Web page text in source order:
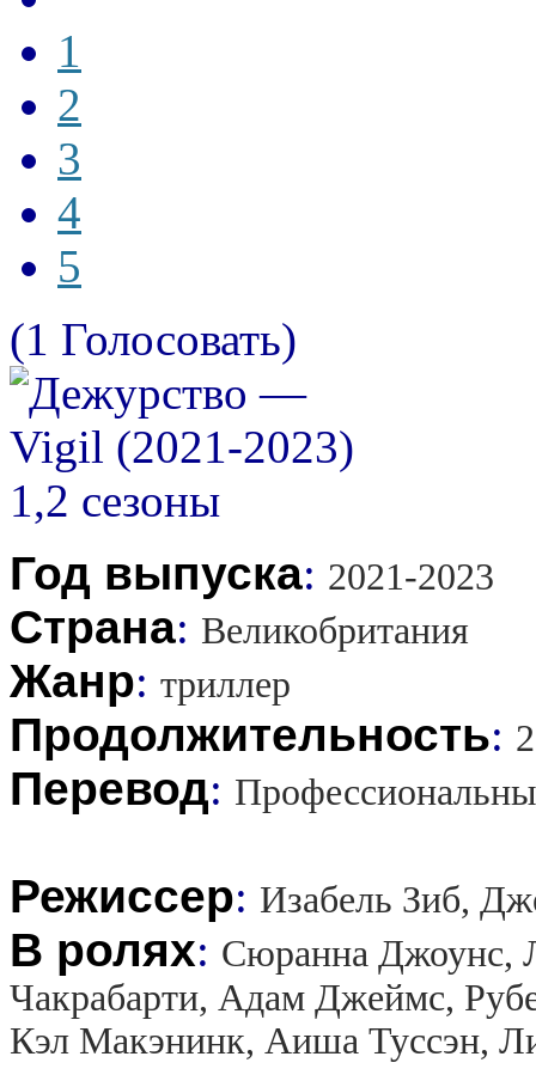
1
2
3
4
5
(1 Голосовать)
Год выпуска: 2021-2023
Страна: Великобритания
Жанр: триллер
Продолжительность:
Перевод:
Режиссер: Изабель Зиб,
В ролях: Сюранна Джоунс,
Чакрабарти, Адам Джеймс,
Кэл Макэнинк, Аиша Туссэн,